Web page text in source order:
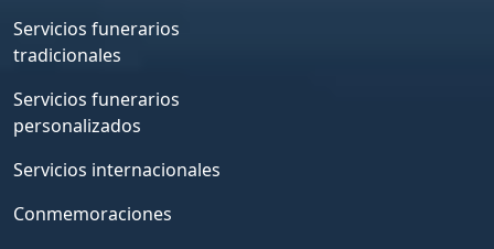
Servicios funerarios
tradicionales
Servicios funerarios
personalizados
Servicios internacionales
Conmemoraciones